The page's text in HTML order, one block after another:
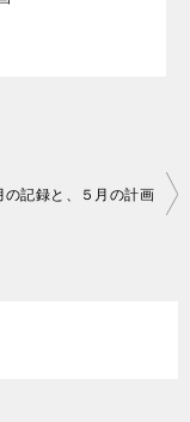
の記録と、５月の計画